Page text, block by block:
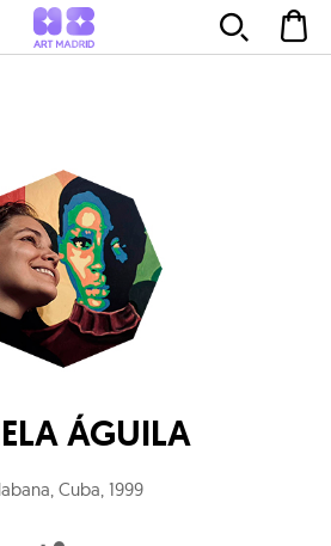
ÁGUILA
Cuba, 1999